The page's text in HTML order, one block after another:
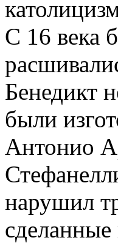
С 16 века
Бенедикт
были
Антонио
нарушил